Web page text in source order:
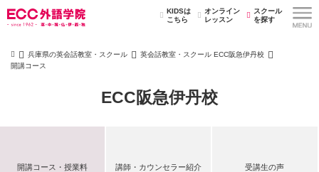
KIDSは
こちら
オンライン
レッスン
スクール
を探す
兵庫県の英会話教室・スクール
英会話教室・スクール ECC阪急伊丹校
開講コース
ECC阪急伊丹校
開講コース・授業料 講師・カウンセラー紹介 受講生の声